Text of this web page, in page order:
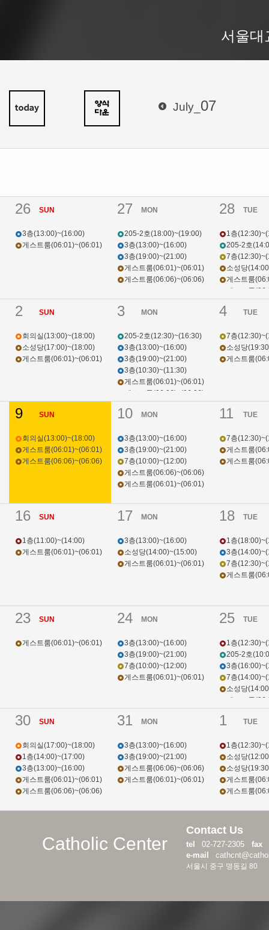
서울대
July_ 07
26 SUN
3층(13:00)~(16:00)
게스트룸(06:01)~(06:01)
27 MON
205-2호(18:00)~(19:00)
3층(13:00)~(16:00)
3층(19:00)~(21:00)
게스트룸(06:01)~(06:01)
게스트룸(06:06)~(06:06)
28 TUE
1층
205-2호
7층
소성당
게스트룸
게스트룸
2 SUN
회의실(13:00)~(18:00)
소성당(17:00)~(18:00)
게스트룸(06:01)~(06:01)
3 MON
205-2호(12:30)~(16:30)
3층(13:00)~(16:00)
3층(19:00)~(21:00)
3층(10:30)~(11:30)
게스트룸(06:01)~(06:01)
게스트룸(06:06)~(06:06)
4 TUE
7층
소성당
게스트룸
9 SUN
회의실(13:00)~(18:00)
게스트룸(06:01)~(06:01)
게스트룸(06:06)~(06:06)
10 MON
3층(13:00)~(16:00)
3층(19:00)~(21:00)
7층(10:00)~(12:00)
게스트룸(06:06)~(06:06)
게스트룸(06:01)~(06:01)
11 TUE
7층
게스트룸
게스트룸
16 SUN
1층(11:00)~(14:00)
게스트룸(06:01)~(06:01)
17 MON
3층(13:00)~(16:00)
소성당(14:00)~(15:00)
게스트룸(06:01)~(06:01)
18 TUE
1층
3층
7층
게스트룸
23 SUN
게스트룸(06:01)~(06:01)
24 MON
3층(13:00)~(16:00)
3층(19:00)~(21:00)
7층(10:00)~(12:00)
게스트룸(06:01)~(06:01)
25 TUE
1층
205-2호
3층
7층
소성당
게스트룸
30 SUN
회의실(17:00)~(18:00)
1층(14:00)~(17:00)
3층(13:00)~(16:00)
게스트룸(06:01)~(06:01)
게스트룸(06:06)~(06:06)
31 MON
3층(13:00)~(16:00)
3층(19:00)~(21:00)
게스트룸(06:06)~(06:06)
게스트룸(06:01)~(06:01)
1 TUE
1층
소성당
소성당
게스트룸
게스트룸
Catholic Center
Contact Us
tel 02-727-2305 fax
e-mail
서울시 중구 명동길 80